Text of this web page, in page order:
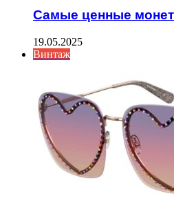
Самые ценные
19.05.2025
Винтаж